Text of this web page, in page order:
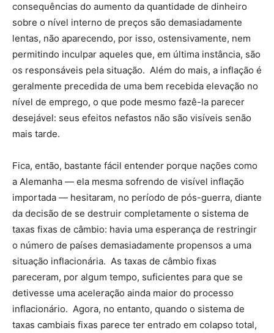
consequências do aumento da quantidade de dinheiro
sobre o nível interno de preços são demasiadamente
lentas, não aparecendo, por isso, ostensivamente, nem
permitindo inculpar aqueles que, em última instância, são
os responsáveis pela situação. Além do mais, a inflação é
geralmente precedida de uma bem recebida elevação no
nível de emprego, o que pode mesmo fazê-la parecer
desejável: seus efeitos nefastos não são visíveis senão
mais tarde.
Fica, então, bastante fácil entender porque nações como
a Alemanha — ela mesma sofrendo de visível inflação
importada — hesitaram, no período de pós-guerra, diante
da decisão de se destruir completamente o sistema de
taxas fixas de câmbio: havia uma esperança de restringir
o número de países demasiadamente propensos a uma
situação inflacionária. As taxas de câmbio fixas
pareceram, por algum tempo, suficientes para que se
detivesse uma aceleração ainda maior do processo
inflacionário. Agora, no entanto, quando o sistema de
taxas cambiais fixas parece ter entrado em colapso total,